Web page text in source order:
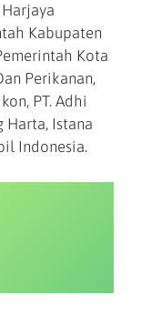
Kabupaten
Kota
Perikanan,
PT. Adhi
Harta, Istana
Indonesia.